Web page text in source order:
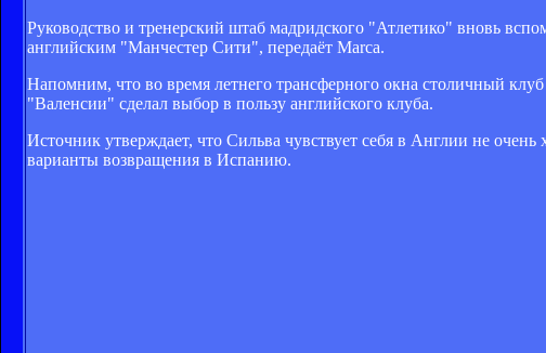
Руководство и тренерский штаб мадридского "Атлетико" вновь
английским "Манчестер Сити", передаёт Marca.
Напомним, что во время летнего трансферного окна столичный
"Валенсии" сделал выбор в пользу английского клуба.
Источник утверждает, что Сильва чувствует себя в Англии не
варианты возвращения в Испанию.